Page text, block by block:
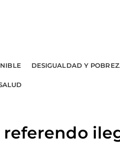
DESIGUALDAD Y
referendo